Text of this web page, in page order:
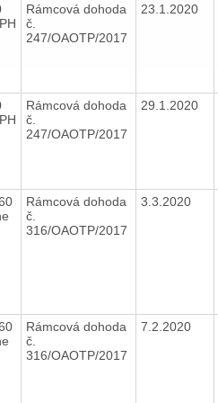
Rámcová dohoda
č.
247/OAOTP/2017
23.1.2020
Rámcová dohoda
č.
247/OAOTP/2017
29.1.2020
Rámcová dohoda
č.
316/OAOTP/2017
3.3.2020
Rámcová dohoda
č.
316/OAOTP/2017
7.2.2020